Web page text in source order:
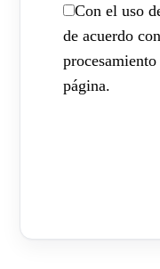
Con el uso
de acuerdo
procesamiento
página.